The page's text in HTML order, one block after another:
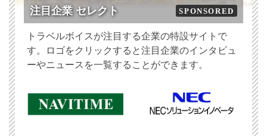
注目企業 セレクト SPONSORED
トラベルボイスが注目する企業の特設サイトで
す。ロゴをクリックすると注目企業のインタビュ
ーやニュースを一覧することができます。